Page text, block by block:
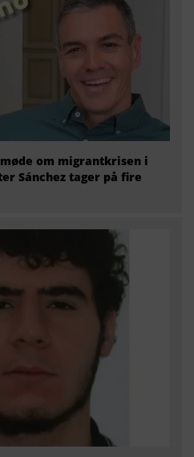
om migrantkrisen i
Sánchez tager på fire